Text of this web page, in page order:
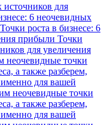
источников для
6 неочевидных
Точки роста в бизнесе: 6
прибыли Точки
для увеличения
неочевидные точки
а также разберем,
именно для вашей
неочевидные точки
а также разберем,
именно для вашей